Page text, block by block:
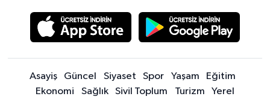
Asayiş Güncel Siyaset Spor Yaşam
Eğitim
Ekonomi
Sağlık Sivil Toplum Turizm Yerel